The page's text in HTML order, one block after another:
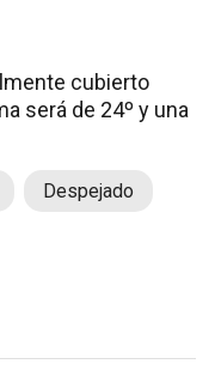
cubierto
será de 24º y una
Despejado